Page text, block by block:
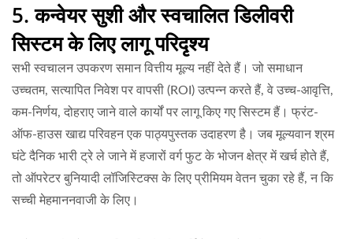
5. कन्वेयर सुशी और स्वचालित डिलीवरी
सिस्टम के लिए लागू परिदृश्य
सभी स्वचालन उपकरण समान वित्तीय मूल्य नहीं देते हैं। जो समाधान
उच्चतम, सत्यापित निवेश पर वापसी (ROI) उत्पन्न करते हैं, वे उच्च-आवृत्ति,
कम-निर्णय, दोहराए जाने वाले कार्यों पर लागू किए गए सिस्टम हैं। फ्रंट-
ऑफ-हाउस खाद्य परिवहन एक पाठ्यपुस्तक उदाहरण है। जब मूल्यवान श्रम
घंटे दैनिक भारी ट्रे ले जाने में हजारों वर्ग फुट के भोजन क्षेत्र में खर्च होते हैं,
तो ऑपरेटर बुनियादी लॉजिस्टिक्स के लिए प्रीमियम वेतन चुका रहे हैं, न कि
सच्ची मेहमाननवाजी के लिए।